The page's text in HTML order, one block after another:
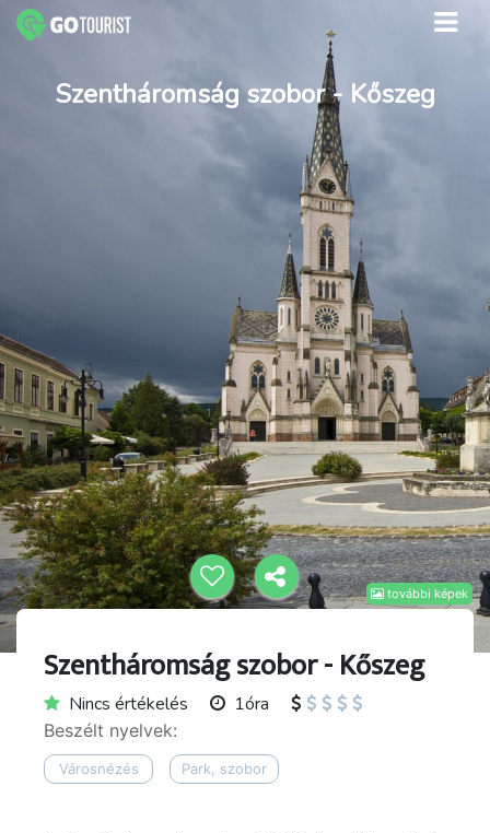
további képek
Szentháromság szobor - Kőszeg
Szentháromság szobor - Kőszeg
Nincs értékelés 1óra
Beszélt nyelvek:
Városnézés Park, szobor